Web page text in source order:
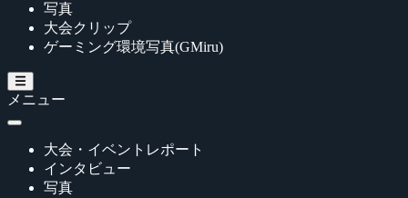
写真
大会クリップ
ゲーミング環境写真(GMiru)
メニュー
大会・イベントレポート
インタビュー
写真